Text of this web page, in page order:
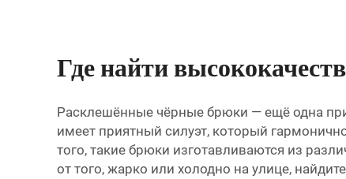
Где найти
Расклешённые чёрные брюки — ещё одна
имеет приятный силуэт, который
того, такие брюки изготавливаются из
от того, жарко или холодно на улице,